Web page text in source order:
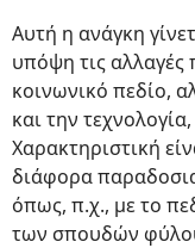
Αυτή η ανάγκη
υπόψη τις
κοινωνικό πεδίο,
και την
Χαρακτηριστική
διάφορα
όπως, π.χ., με το
των σπουδών